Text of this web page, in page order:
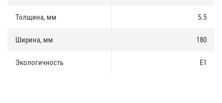
Толщина, мм 5.5
Ширина, мм 180
Экологичность E1